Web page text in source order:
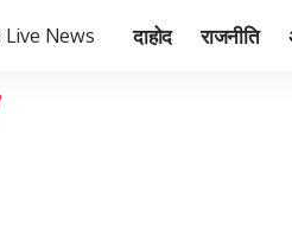
दाहोद राजनीति